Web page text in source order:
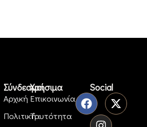
Σύνδεσμοι
Αρχική
Πολιτική
Χρήσιμα
Επικοινωνία
Ταυτότητα
Social